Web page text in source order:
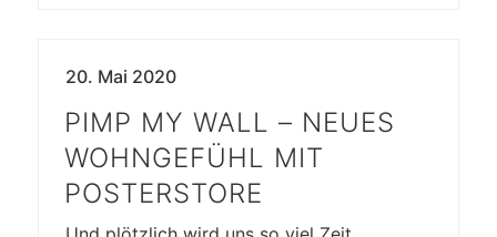
20. Mai 2020
PIMP MY WALL – NEUES
WOHNGEFÜHL MIT
POSTERSTORE